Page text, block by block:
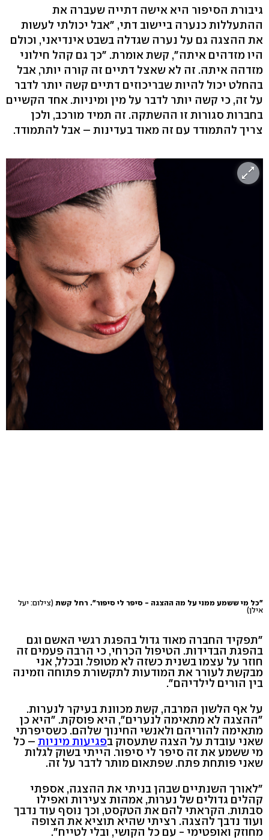
גיבורת הסיפור היא אישה דתייה שעברה את
ההתעללות כנערה ביישוב דתי, "אבל יכולתי לעשות
את ההצגה גם על נערה שגדלה בשבט אינדיאני, וכולם
היו מזדהים איתה", קשת אומרת. "כך גם קהל חילוני
מזדהה איתה. זה לא שאצל דתיים זה קורה יותר, אבל
בהחלט יכול להיות שבריכוזים דתיים קשה יותר לדבר
על זה, כי קשה יותר לדבר על מין ומיניות. אחד הקשיים
בחברות סגורות זו ההשתקה. זה תמיד מורכב, ולכן
צריך להתמודד עם זה מאוד בעדינות – אבל להתמודד.
"כל מי ששמע ממני על מה ההצגה - סיפר לי סיפור". רחל קשת (צילום: יעל
אילן)
"תפקיד החברה מאוד גדול בהפגת רגשי האשם וגם
בהפגת הבדידות. הטיפול הכרחי, כי הרבה פעמים זה
חוזר על עצמו בשנית כשזה לא מטופל. ובכלל, אני
מבקשת לעורר את המודעות לתקשורת פתוחה וזמינה
בין הורים לילדיהם".
על אף הלשון המרבה, קשת מכוונת בעיקר לנערות.
"ההצגה לא מתאימה לנערים", היא פוסקת. "היא כן
מתאימה להוריהם ולאנשי החינוך שלהם. כשסיפרתי
שאני עובדת על הצגה שתעסוק בפגיעות מיניות – כל
מי ששמע את זה סיפר לי סיפור. הייתי בשוק לגלות
שאני פותחת פתח. שפתאום מותר לדבר על זה.
"לאורך השנתיים שבהן בניתי את ההצגה, אספתי
קהלים גדולים של נערות, אמהות צעירות ואפילו
סבתות. הקראתי להם את הטקסט, וכך נוסף עוד נדבך
ועוד נדבך להצגה. רציתי שהיא תוציא את הצופה
מחוזק ואופטימי - עם כל הקושי, ובלי לטייח".